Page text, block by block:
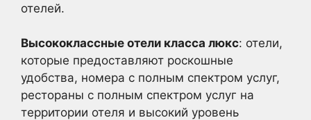
отелей.
Высококлассные отели класса люкс: отели,
которые предоставляют роскошные
удобства, номера с полным спектром услуг,
рестораны с полным спектром услуг на
территории отеля и высокий уровень